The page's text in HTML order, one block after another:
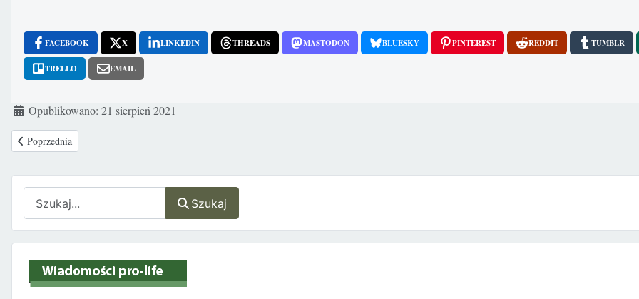
Szukaj
FACEBOOK X LINKEDIN THREADS MASTODON BLUESKY PINTEREST REDDIT TUMBLR
TRELLO EMAIL
Szczegóły
Opublikowano: 21 sierpień 2021
Poprzednia strona: Włochy: kampania na rzecz legalizacji eutanazji i wspomaganego samobójstwa robi kolejny krok naprzód
Poprzednia